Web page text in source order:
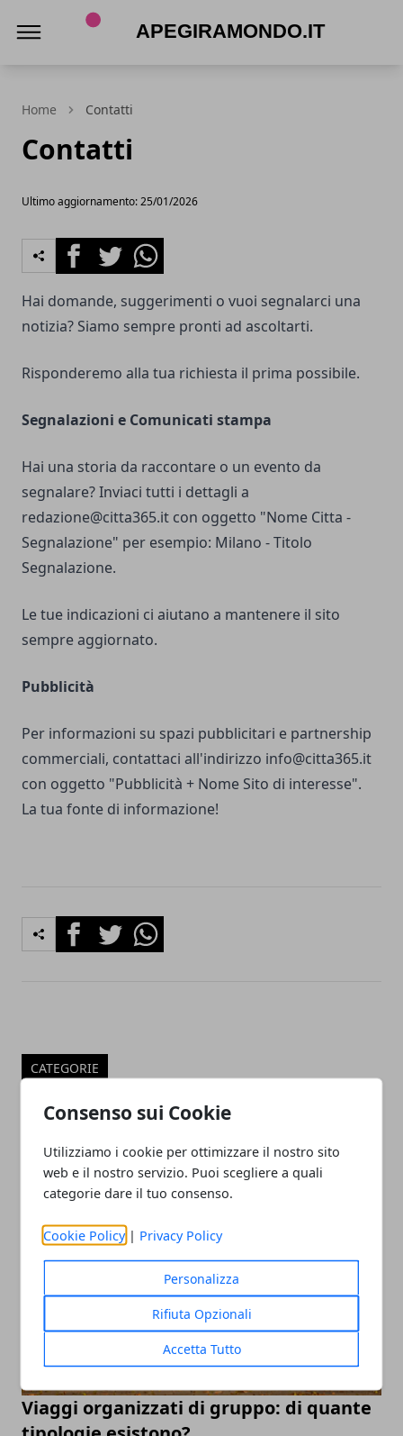
Consenso sui Cookie
Utilizziamo i cookie per ottimizzare il nostro sito
web e il nostro servizio. Puoi scegliere a quali
categorie dare il tuo consenso.
Cookie Policy | Privacy Policy
Personalizza
Rifiuta Opzionali
Accetta Tutto
Home Contatti
Contatti
Ultimo aggiornamento: 25/01/2026
FacebookTwitterWhatsapp
Hai domande, suggerimenti o vuoi segnalarci una
notizia? Siamo sempre pronti ad ascoltarti.
Risponderemo alla tua richiesta il prima possibile.
Segnalazioni e Comunicati stampa
Hai una storia da raccontare o un evento da
segnalare? Inviaci tutti i dettagli a
redazione@citta365.it con oggetto "Nome Citta -
Segnalazione" per esempio: Milano - Titolo
Segnalazione.
Le tue indicazioni ci aiutano a mantenere il sito
sempre aggiornato.
Pubblicità
Per informazioni su spazi pubblicitari e partnership
commerciali, contattaci all'indirizzo info@citta365.it
con oggetto "Pubblicità + Nome Sito di interesse".
La tua fonte di informazione!
FacebookTwitterWhatsapp
CATEGORIE
Viaggi
Viaggi organizzati di gruppo: di quante